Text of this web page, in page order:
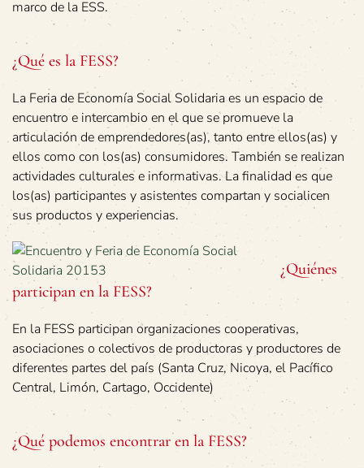
marco de la ESS.
¿Qué es la FESS?
La Feria de Economía Social Solidaria es un espacio de
encuentro e intercambio en el que se promueve la
articulación de emprendedores(as), tanto entre ellos(as) y
ellos como con los(as) consumidores. También se realizan
actividades culturales e informativas. La finalidad es que
los(as) participantes y asistentes compartan y socialicen
sus productos y experiencias.
¿Quiénes
participan en la FESS?
En la FESS participan organizaciones cooperativas,
asociaciones o colectivos de productoras y productores de
diferentes partes del país (Santa Cruz, Nicoya, el Pacífico
Central, Limón, Cartago, Occidente)
¿Qué podemos encontrar en la FESS?